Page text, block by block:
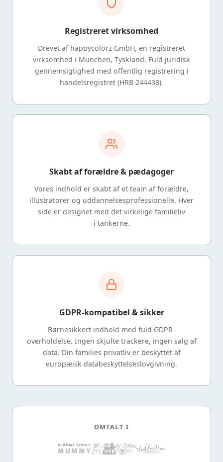
Registreret virksomhed
Drevet af happycolorz GmbH, en registreret
virksomhed i München, Tyskland. Fuld juridisk
gennemsigtighed med offentlig registrering i
handelsregistret (HRB 244438).
Skabt af forældre & pædagoger
Vores indhold er skabt af et team af forældre,
illustratorer og uddannelsesprofessionelle. Hver
side er designet med det virkelige familieliv
i tankerne.
GDPR-kompatibel & sikker
Børnesikkert indhold med fuld GDPR-
overholdelse. Ingen skjulte trackere, ingen salg af
data. Din families privatliv er beskyttet af
europæisk databeskyttelseslovgivning.
OMTALT I